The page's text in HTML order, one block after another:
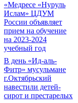
«Медресе «Нуруль
Ислам» ЦДУМ
России объявляет
прием на обучение
на 2023-2024
учебный год
В день «Ид-аль-
Фитр» мусульмане
г.Октябрьский
навестили детей-
сирот и престарелых